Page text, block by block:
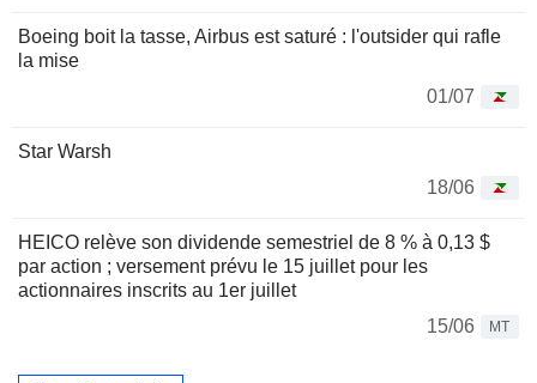
Boeing boit la tasse, Airbus est saturé : l'outsider qui rafle
la mise
01/07
Star Warsh
18/06
HEICO relève son dividende semestriel de 8 % à 0,13 $
par action ; versement prévu le 15 juillet pour les
actionnaires inscrits au 1er juillet
15/06
MT